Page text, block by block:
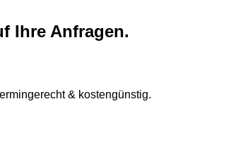
Ihre Anfragen.
& kostengünstig.